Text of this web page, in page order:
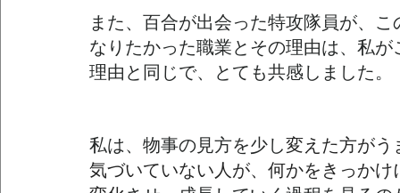
また、百合が出会った特攻隊員が、
なりたかった職業とその理由は、私
理由と同じで、とても共感しました。
私は、物事の見方を少し変えた方がう
気づいていない人が、何かをきっ